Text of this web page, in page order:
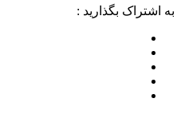
به اشتراک بگذارید :